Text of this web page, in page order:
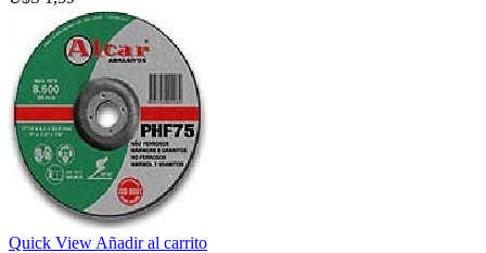
Quick View Añadir al carrito